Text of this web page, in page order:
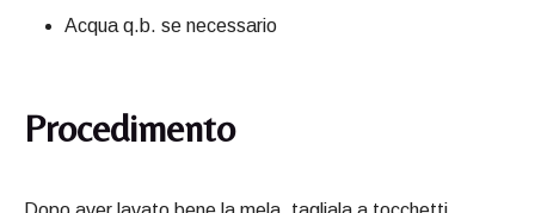
Acqua q.b. se necessario
Procedimento